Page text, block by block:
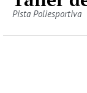
Pista Poliesportiva